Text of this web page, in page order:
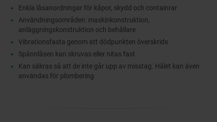
Enkla låsanordningar för kåpor, skydd och containrar
Användningsområden: maskinkonstruktion,
anläggningskonstruktion och behållare
Vibrationsfasta genom att dödpunkten överskrids
Spännlåsen kan skruvas eller nitas fast
Kan säkras så att de inte går upp av misstag. Hålet kan även
användas för plombering